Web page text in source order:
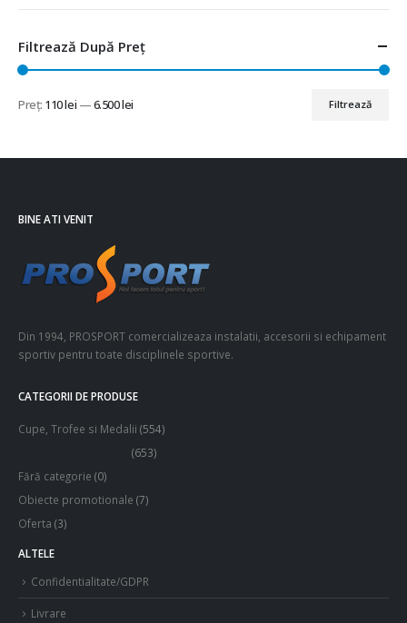
Filtrează După Preț
Preț
Preț
Filtrează
Preț: 110 lei —6.500 lei
BINE ATI VENIT
Din 1994, PROSPORT comercializeaza instalatii, accesorii si echipament
sportiv pentru toate disciplinele sportive.
CATEGORII DE PRODUSE
Cupe, Trofee si Medalii (554)
(653)
Fără categorie (0)
Obiecte promotionale (7)
Oferta (3)
ALTELE
Confidentialitate/GDPR
Livrare